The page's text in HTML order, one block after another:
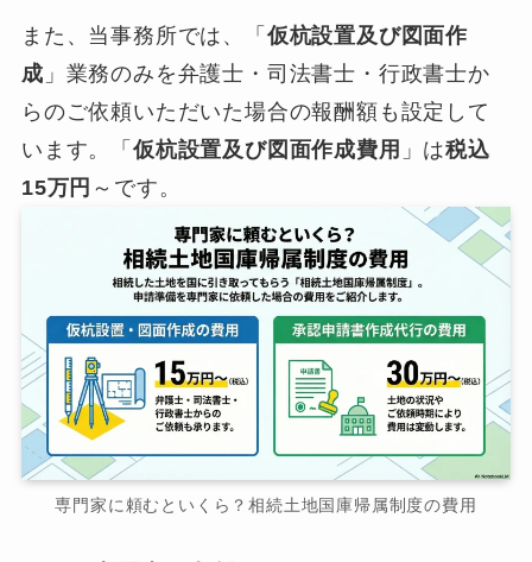
また、当事務所では、「 仮杭設置及び図面作
成 」業務のみを弁護士・司法書士・行政書士か
らのご依頼いただいた場合の報酬額も設定して
います。「 仮杭設置及び図面作成費用 」は税込
15万円 ～です。
専門家に頼むといくら？相続土地国庫帰属制度の費用